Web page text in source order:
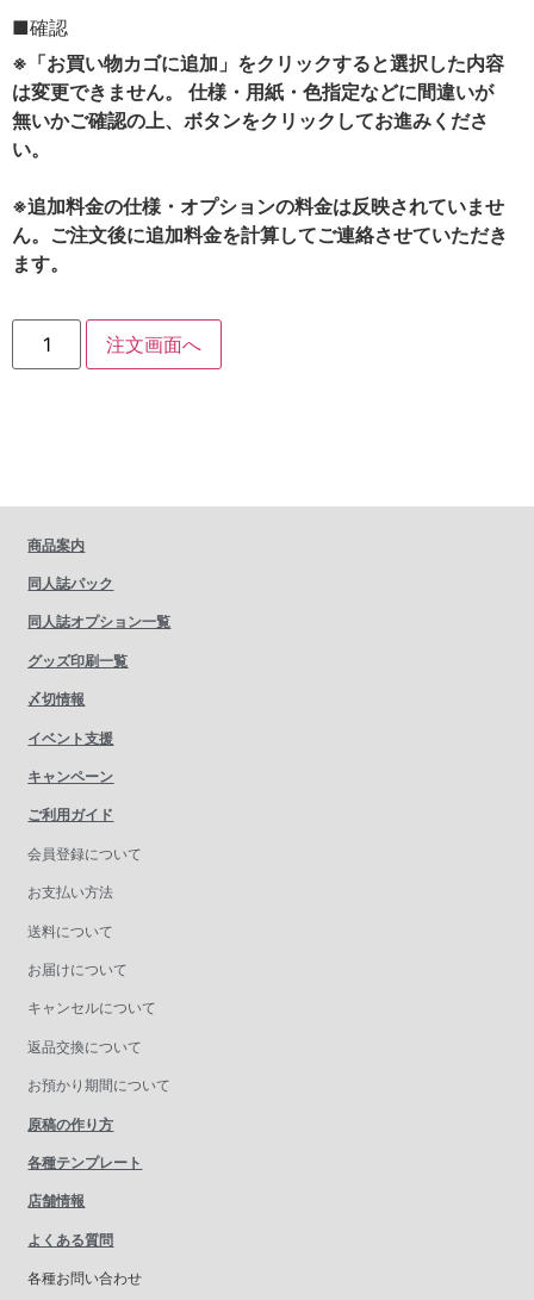
■確認
※「お買い物カゴに追加」をクリックすると選択した内容
は変更できません。 仕様・用紙・色指定などに間違いが
無いかご確認の上、ボタンをクリックしてお進みくださ
い。
※追加料金の仕様・オプションの料金は反映されていませ
ん。ご注文後に追加料金を計算してご連絡させていただき
ます。
注文画面へ
商品案内
同人誌パック
同人誌オプション一覧
グッズ印刷一覧
〆切情報
イベント支援
キャンペーン
ご利用ガイド
会員登録について
お支払い方法
送料について
お届けについて
キャンセルについて
返品交換について
お預かり期間について
原稿の作り方
各種テンプレート
店舗情報
よくある質問
各種お問い合わせ